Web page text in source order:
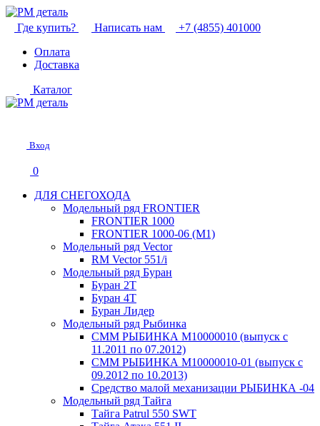
Где купить? Написать нам
+7 (4855) 401000
Оплата
Доставка
Каталог
Вход
0
ДЛЯ СНЕГОХОДА
Модельный ряд FRONTIER
FRONTIER 1000
FRONTIER 1000-06 (М1)
Модельный ряд Vector
RM Vector 551/i
Модельный ряд Буран
Буран 2Т
Буран 4Т
Буран Лидер
Модельный ряд Рыбинка
СММ РЫБИНКА M10000010 (выпуск с
11.2011 по 07.2012)
СММ РЫБИНКА M10000010-01 (выпуск с
09.2012 по 10.2013)
Средство малой механизации РЫБИНКА -04
Модельный ряд Тайга
Тайга Patrul 550 SWT